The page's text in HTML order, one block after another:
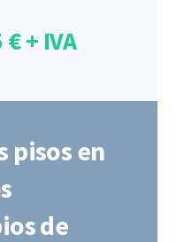
+ IVA
pisos en
de